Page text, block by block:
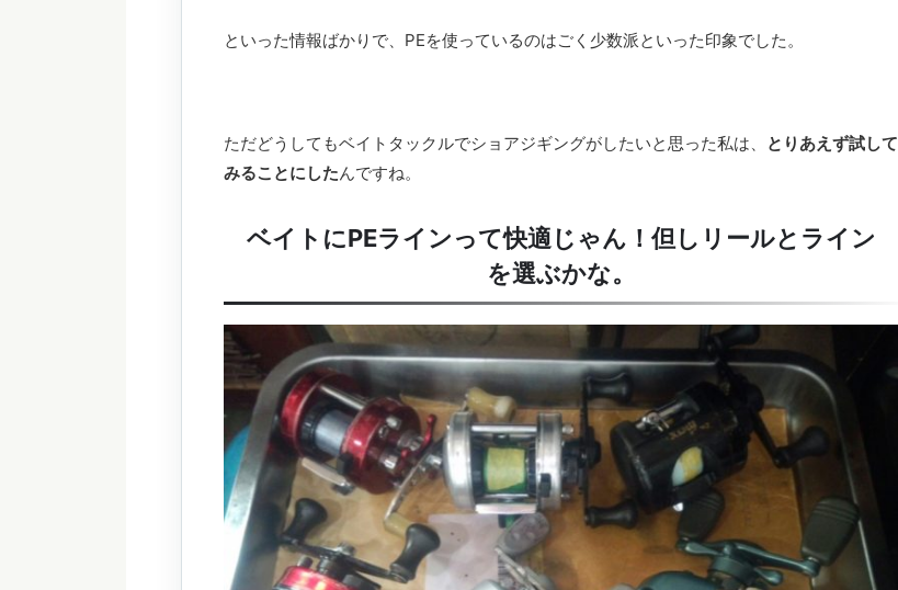
といった情報ばかりで、PEを使っているのはごく少数派といった印象でした。
ただどうしてもベイトタックルでショアジギングがしたいと思った私は、
とりあえず試して
みることにしたんですね。
ベイトにPEラインって快適じゃん！但しリールとライン
を選ぶかな。